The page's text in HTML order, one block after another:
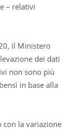
– relativi
il Ministero
dei dati
non sono più
in base alla
la variazione